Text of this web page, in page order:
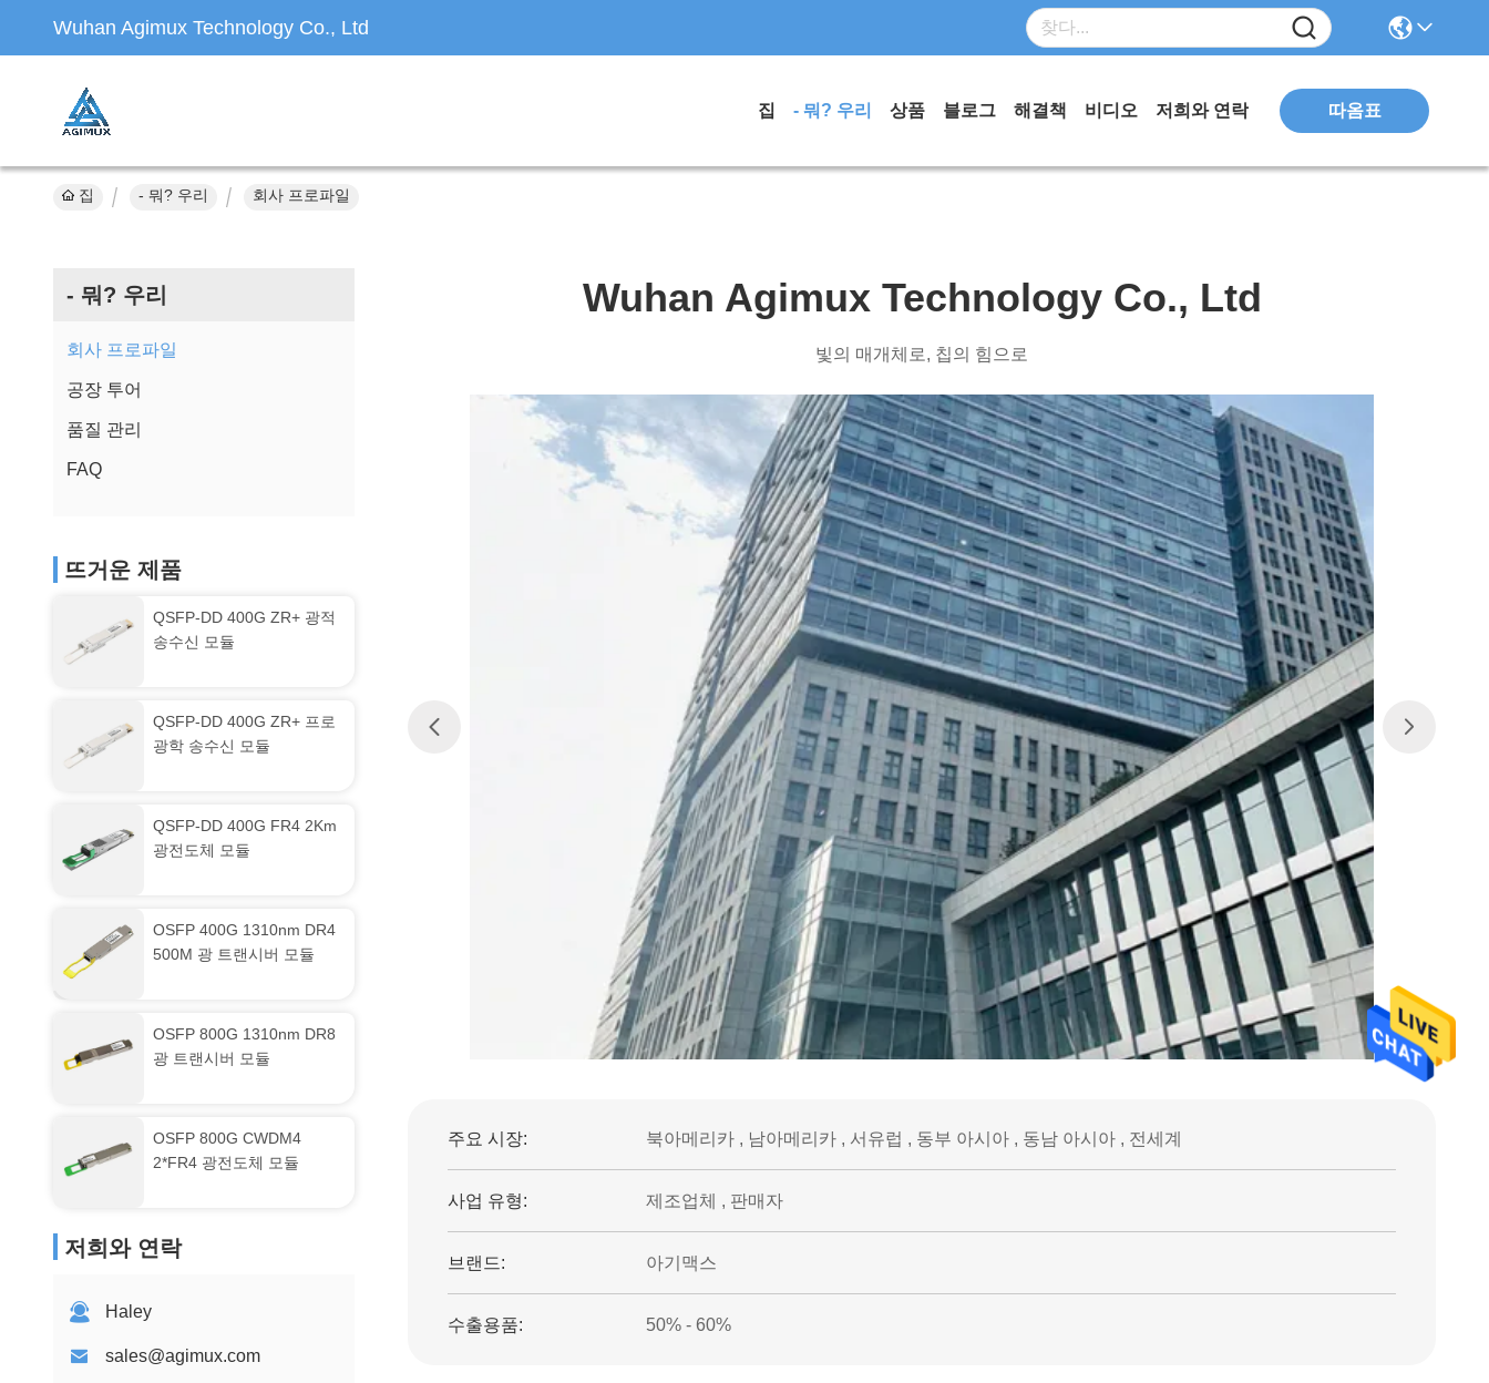
Wuhan Agimux Technology Co., Ltd
집 - 뭐? 우리 상품 블로그 해결책 비디오 저희와 연락 따옴표
집 - 뭐? 우리 회사 프로파일
- 뭐? 우리
회사 프로파일
공장 투어
품질 관리
FAQ
뜨거운 제품
QSFP-DD 400G ZR+ 광적
송수신 모듈
QSFP-DD 400G ZR+ 프로
광학 송수신 모듈
QSFP-DD 400G FR4 2Km
광전도체 모듈
OSFP 400G 1310nm DR4
500M 광 트랜시버 모듈
OSFP 800G 1310nm DR8
광 트랜시버 모듈
OSFP 800G CWDM4
2*FR4 광전도체 모듈
저희와 연락
Haley
sales@agimux.com
Wuhan Agimux Technology Co., Ltd
빛의 매개체로, 칩의 힘으로
주요 시장: 북아메리카 , 남아메리카 , 서유럽 , 동부 아시아 , 동남 아시아 , 전세계
사업 유형: 제조업체 , 판매자
브랜드: 아기맥스
수출용품: 50% - 60%